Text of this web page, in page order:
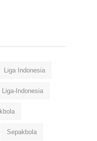
Liga Indonesia
Liga-Indonesia
Sepakbola